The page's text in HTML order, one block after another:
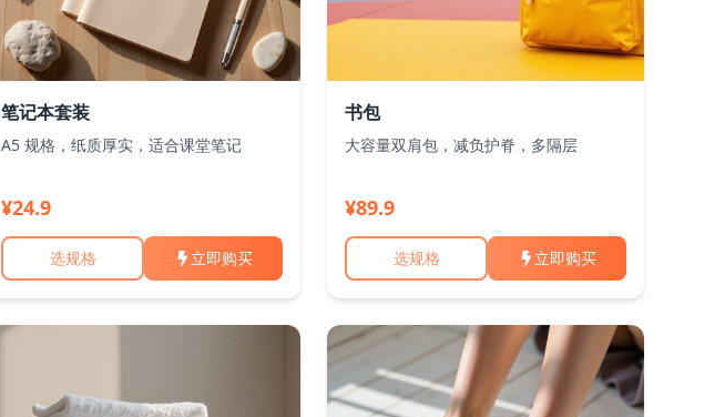
笔记本套装
A5 规格，纸质厚实，适合课堂笔记
¥24.9
选规格 立即购买
书包
大容量双肩包，减负护脊，多隔层
¥89.9
选规格 立即购买